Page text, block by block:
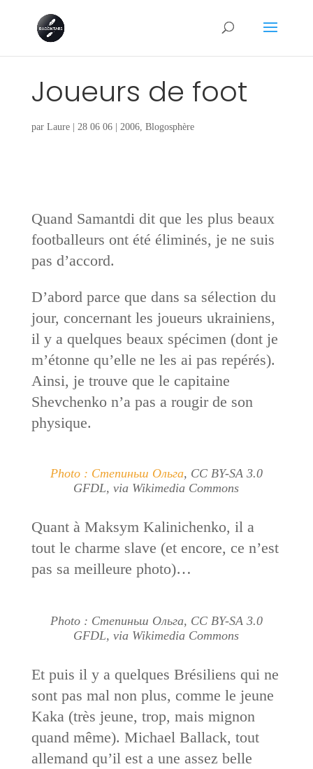
Joueurs de foot
par Laure| 28 06 06| 2006, Blogosphère
Quand Samantdi dit que les plus beaux
footballeurs ont été éliminés, je ne suis
pas d’accord.
D’abord parce que dans sa sélection du
jour, concernant les joueurs ukrainiens,
il y a quelques beaux spécimen (dont je
m’étonne qu’elle ne les ai pas repérés).
Ainsi, je trouve que le capitaine
Shevchenko n’a pas a rougir de son
physique.
Photo : Степиньш Ольга, CC BY-SA 3.0
GFDL, via Wikimedia Commons
Quant à Maksym Kalinichenko, il a
tout le charme slave (et encore, ce n’est
pas sa meilleure photo)…
Photo : Степиньш Ольга, CC BY-SA 3.0
GFDL, via Wikimedia Commons
Et puis il y a quelques Brésiliens qui ne
sont pas mal non plus, comme le jeune
Kaka (très jeune, trop, mais mignon
quand même). Michael Ballack, tout
allemand qu’il est a une assez belle